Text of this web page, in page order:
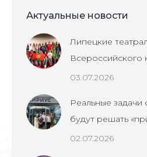
Актуальные новости
Липецкие
Всероссийского
03.07.2026
Реальные
будут решать
02.07.2026